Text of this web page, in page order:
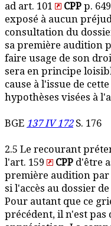
ad art. 101
CPP p.
exposé à aucun
consultation du
sa première audition
faire usage de son
sera en principe
cause à l'issue de
hypothèses visées à
BGE 137 IV 172S. 176
2.5 Le recourant
l'art. 159
CPP d'être
première audition par
si l'accès au dossier
Pour autant que ce
précédent, il n'est